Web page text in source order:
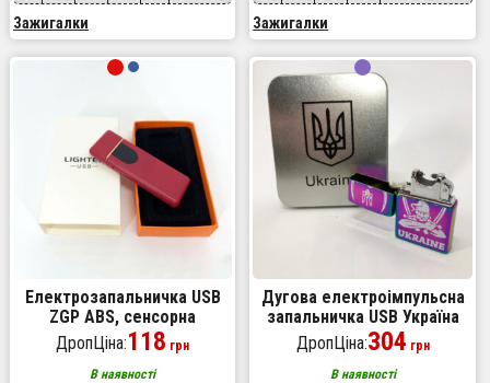
Зажигалки Зажигалки
Електрозапальничка USB
ZGP ABS, сенсорна
електрична запальничка
спіральна. Колір: червоний
ДропЦіна:118 грн
В наявності
Дугова електроімпульсна
запальничка USB Україна
(металева коробка) HL-449.
Колір: хамелеон
ДропЦіна:304 грн
В наявності